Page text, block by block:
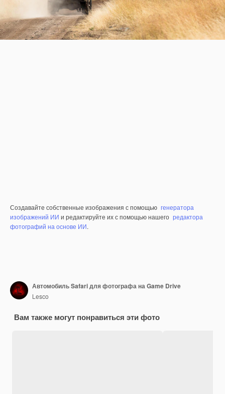
Создавайте собственные изображения с помощью генератора
изображений ИИ и редактируйте их с помощью нашего редактора
фотографий на основе ИИ.
Автомобиль Safari для фотографа на Game Drive
Lesco
Вам также могут понравиться эти фото